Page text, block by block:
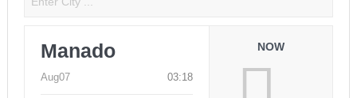
Manado
Aug07 03:18
NOW